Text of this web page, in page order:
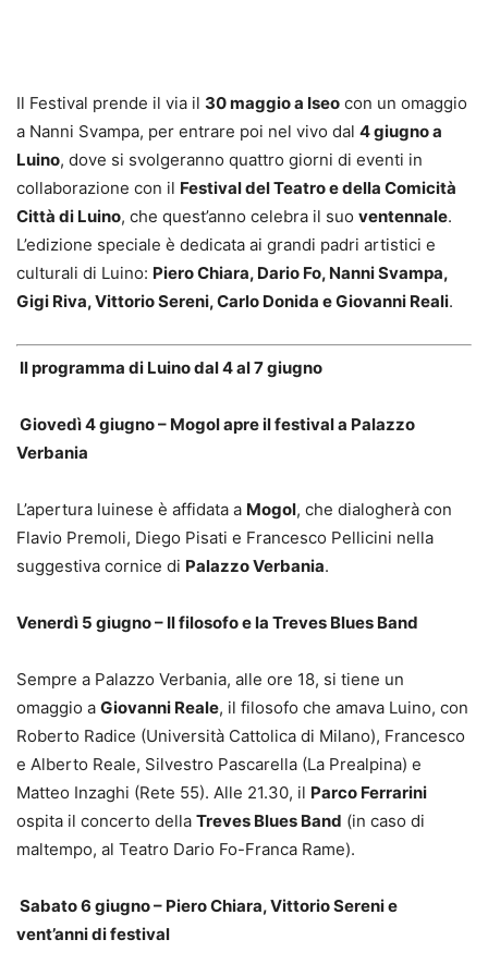
Il Festival prende il via il 30 maggio a Iseo con un omaggio
a Nanni Svampa, per entrare poi nel vivo dal 4 giugno a
Luino, dove si svolgeranno quattro giorni di eventi in
collaborazione con il Festival del Teatro e della Comicità
Città di Luino, che quest’anno celebra il suo ventennale.
L’edizione speciale è dedicata ai grandi padri artistici e
culturali di Luino: Piero Chiara, Dario Fo, Nanni Svampa,
Gigi Riva, Vittorio Sereni, Carlo Donida e Giovanni Reali.
Il programma di Luino dal 4 al 7 giugno
Giovedì 4 giugno – Mogol apre il festival a Palazzo
Verbania
L’apertura luinese è affidata a Mogol, che dialogherà con
Flavio Premoli, Diego Pisati e Francesco Pellicini nella
suggestiva cornice di Palazzo Verbania.
Venerdì 5 giugno – Il filosofo e la Treves Blues Band
Sempre a Palazzo Verbania, alle ore 18, si tiene un
omaggio a Giovanni Reale, il filosofo che amava Luino, con
Roberto Radice (Università Cattolica di Milano), Francesco
e Alberto Reale, Silvestro Pascarella (La Prealpina) e
Matteo Inzaghi (Rete 55). Alle 21.30, il Parco Ferrarini
ospita il concerto della Treves Blues Band (in caso di
maltempo, al Teatro Dario Fo-Franca Rame).
Sabato 6 giugno – Piero Chiara, Vittorio Sereni e
vent’anni di festival